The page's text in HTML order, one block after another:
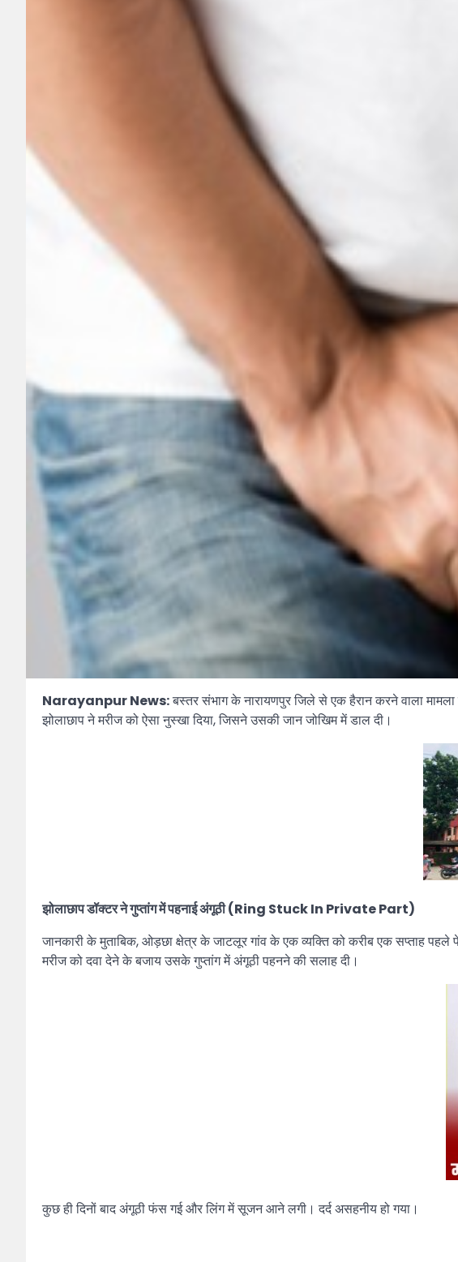
Narayanpur News:बस्तर संभाग के नारायणपुर जिले से एक हैरान करने वाला
झोलाछाप ने मरीज को ऐसा नुस्खा दिया, जिसने उसकी जान जोखिम में डाल दी।
झोलाछाप डॉक्टर ने गुप्तांग में पहनाई अंगूठी (Ring Stuck In Private Part)
जानकारी के मुताबिक, ओड़छा क्षेत्र के जाटलूर गांव के एक व्यक्ति को करीब एक सप्ताह
मरीज को दवा देने के बजाय उसके गुप्तांग में अंगूठी पहनने की सलाह दी।
कुछ ही दिनों बाद अंगूठी फंस गई और लिंग में सूजन आने लगी। दर्द असहनीय हो गया।